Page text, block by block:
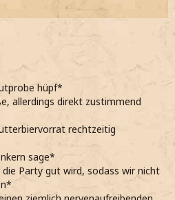
hüpf*
allerdings direkt zustimmend
rechtzeitig
sage*
Party gut wird, sodass wir nicht